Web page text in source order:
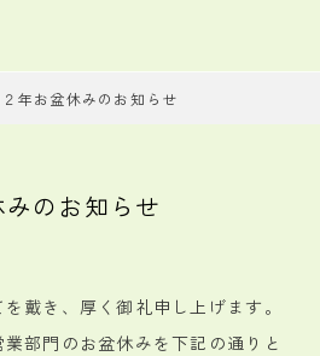
年お盆休みのお知らせ
のお知らせ
戴き、厚く御礼申し上げます。
部門のお盆休みを下記の通りと